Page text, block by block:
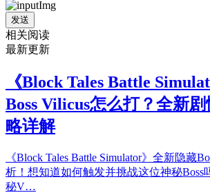
发送
相关阅读
最新更新
《Block Tales Battle
Boss Vilicus怎么打？全新
略详解
《Block Tales Battle Simulator》全新隐藏
析！想知道如何触发并挑战这位神秘Boss
秘V…